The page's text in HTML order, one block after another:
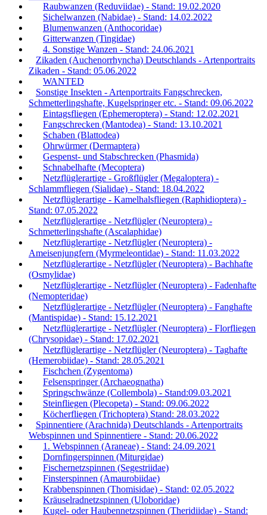
Raubwanzen (Reduviidae) - Stand: 19.02.2020
Sichelwanzen (Nabidae) - Stand: 14.02.2022
Blumenwanzen (Anthocoridae)
Gitterwanzen (Tingidae)
4. Sonstige Wanzen - Stand: 24.06.2021
Zikaden (Auchenorrhyncha) Deutschlands - Artenportraits
Zikaden - Stand: 05.06.2022
WANTED
Sonstige Insekten - Artenportraits Fangschrecken,
Schmetterlingshafte, Kugelspringer etc. - Stand: 09.06.2022
Eintagsfliegen (Ephemeroptera) - Stand: 12.02.2021
Fangschrecken (Mantodea) - Stand: 13.10.2021
Schaben (Blattodea)
Ohrwürmer (Dermaptera)
Gespenst- und Stabschrecken (Phasmida)
Schnabelhafte (Mecoptera)
Netzflüglerartige - Großflügler (Megaloptera) -
Schlammfliegen (Sialidae) - Stand: 18.04.2022
Netzflüglerartige - Kamelhalsfliegen (Raphidioptera) -
Stand: 07.05.2022
Netzflüglerartige - Netzflügler (Neuroptera) -
Schmetterlingshafte (Ascalaphidae)
Netzflüglerartige - Netzflügler (Neuroptera) -
Ameisenjungfern (Myrmeleontidae) - Stand: 11.03.2022
Netzflüglerartige - Netzflügler (Neuroptera) - Bachhafte
(Osmylidae)
Netzflüglerartige - Netzflügler (Neuroptera) - Fadenhafte
(Nemopteridae)
Netzflüglerartige - Netzflügler (Neuroptera) - Fanghafte
(Mantispidae) - Stand: 15.12.2021
Netzflüglerartige - Netzflügler (Neuroptera) - Florfliegen
(Chrysopidae) - Stand: 17.02.2021
Netzflüglerartige - Netzflügler (Neuroptera) - Taghafte
(Hemerobiidae) - Stand: 28.05.2021
Fischchen (Zygentoma)
Felsenspringer (Archaeognatha)
Springschwänze (Collembola) - Stand:09.03.2021
Steinfliegen (Plecopeta) - Stand: 09.06.2022
Köcherfliegen (Trichoptera) Stand: 28.03.2022
Spinnentiere (Arachnida) Deutschlands - Artenportraits
Webspinnen und Spinnentiere - Stand: 20.06.2022
1. Webspinnen (Araneae) - Stand: 24.09.2021
Dornfingerspinnen (Miturgidae)
Fischernetzspinnen (Segestriidae)
Finsterspinnen (Amaurobiidae)
Krabbenspinnen (Thomisidae) - Stand: 02.05.2022
Kräuselradnetzspinnen (Uloboridae)
Kugel- oder Haubennetzspinnen (Theridiidae) - Stand: